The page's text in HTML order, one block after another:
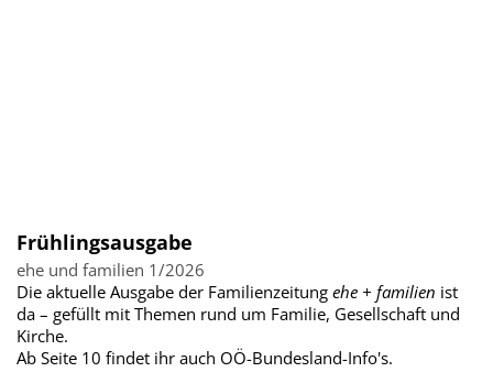
Frühlingsausgabe
ehe und familien 1/2026
Die aktuelle Ausgabe der Familienzeitung ehe + familien ist
da – gefüllt mit Themen rund um Familie, Gesellschaft und
Kirche.
Ab Seite 10 findet ihr auch OÖ-Bundesland-Info's.